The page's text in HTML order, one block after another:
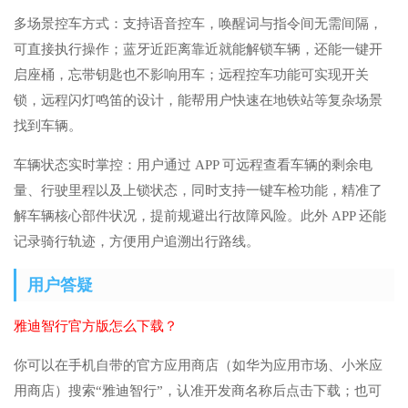
多场景控车方式：支持语音控车，唤醒词与指令间无需间隔，
可直接执行操作；蓝牙近距离靠近就能解锁车辆，还能一键开
启座桶，忘带钥匙也不影响用车；远程控车功能可实现开关
锁，远程闪灯鸣笛的设计，能帮用户快速在地铁站等复杂场景
找到车辆。
车辆状态实时掌控：用户通过 APP 可远程查看车辆的剩余电
量、行驶里程以及上锁状态，同时支持一键车检功能，精准了
解车辆核心部件状况，提前规避出行故障风险。此外 APP 还能
记录骑行轨迹，方便用户追溯出行路线。
用户答疑
雅迪智行官方版怎么下载？
你可以在手机自带的官方应用商店（如华为应用市场、小米应
用商店）搜索“雅迪智行”，认准开发商名称后点击下载；也可